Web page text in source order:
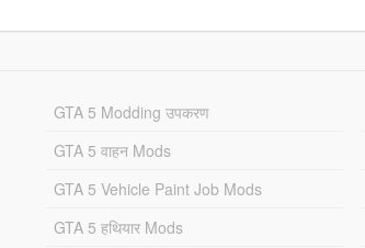
GTA 5 Modding उपकरण
GTA 5 वाहन Mods
GTA 5 Vehicle Paint Job Mods
GTA 5 हथियार Mods